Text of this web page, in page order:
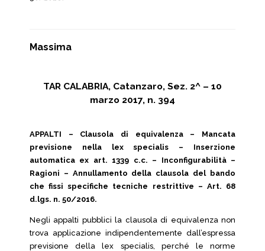
Massima
TAR CALABRIA, Catanzaro, Sez. 2^ – 10
marzo 2017, n. 394
APPALTI – Clausola di equivalenza – Mancata
previsione nella lex specialis – Inserzione
automatica ex art. 1339 c.c. – Inconfigurabilità –
Ragioni – Annullamento della clausola del bando
che fissi specifiche tecniche restrittive – Art. 68
d.lgs. n. 50/2016.
Negli appalti pubblici la clausola di equivalenza non
trova applicazione indipendentemente dall’espressa
previsione della lex specialis, perché le norme